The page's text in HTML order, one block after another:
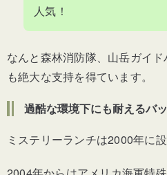
人気！
なんと森林消防隊、山岳ガイ
も絶大な支持を得ています。
過酷な環境下にも耐えるバ
ミステリーランチは2000年に設